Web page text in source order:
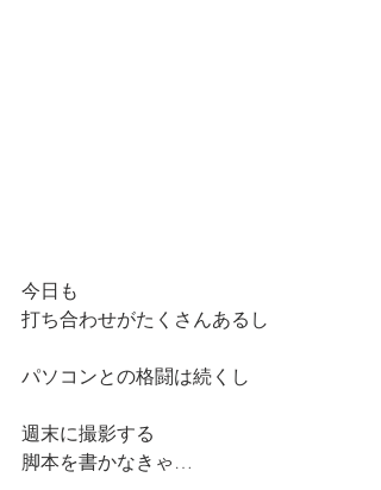
今日も
打ち合わせがたくさんあるし
パソコンとの格闘は続くし
週末に撮影する
脚本を書かなきゃ…